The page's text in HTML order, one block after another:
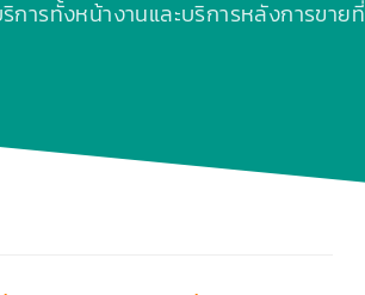
รทั้งหน้างานและบริการหลังการขายที่